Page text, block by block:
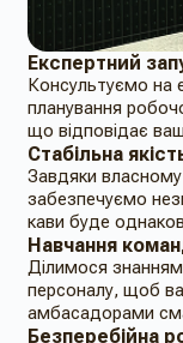
Експертний
Консультуємо на
планування
що відповідає
Стабільна
Завдяки
забезпечуємо
кави буде
Навчання
Ділимося
персоналу, щоб
амбасадорами
Безперебійна